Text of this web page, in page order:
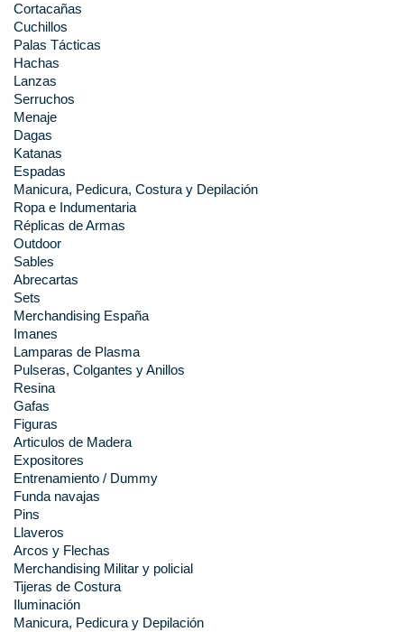
Cortacañas
Cuchillos
Palas Tácticas
Hachas
Lanzas
Serruchos
Menaje
Dagas
Katanas
Espadas
Manicura, Pedicura, Costura y Depilación
Ropa e Indumentaria
Réplicas de Armas
Outdoor
Sables
Abrecartas
Sets
Merchandising España
Imanes
Lamparas de Plasma
Pulseras, Colgantes y Anillos
Resina
Gafas
Figuras
Articulos de Madera
Expositores
Entrenamiento / Dummy
Funda navajas
Pins
Llaveros
Arcos y Flechas
Merchandising Militar y policial
Tijeras de Costura
Iluminación
Manicura, Pedicura y Depilación